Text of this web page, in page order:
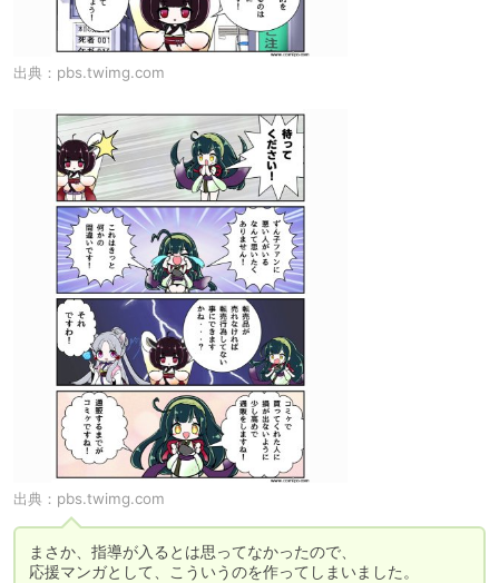
出典： pbs.twimg.com
出典： pbs.twimg.com
まさか、指導が入るとは思ってなかったので、
応援マンガとして、こういうのを作ってしまいました。